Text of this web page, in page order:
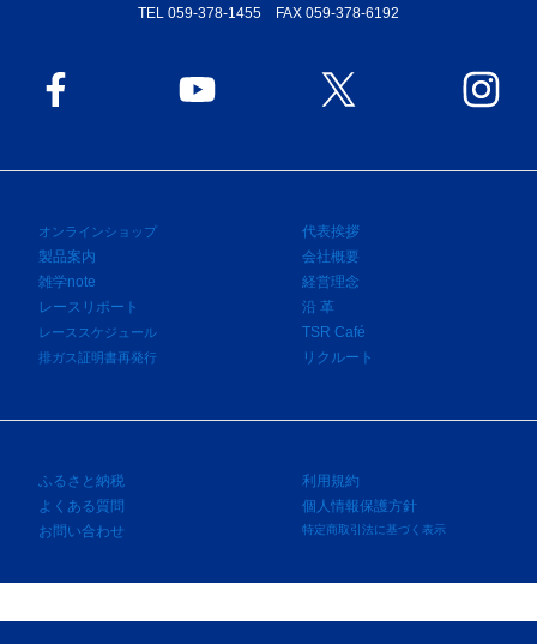
TEL 059-378-1455 FAX 059-378-6192
オンラインショップ
代表挨拶
製品案内
会社概要
雑学note
経営理念
レースリポート
沿 革
レーススケジュール TSR Café
排ガス証明書再発行 リクルート
ふるさと納税
利用規約
よくある質問
個人情報保護方針
お問い合わせ
特定商取引法に基づく表示